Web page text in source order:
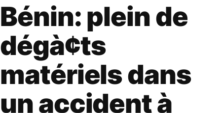
Bénin: plein de
dégà¢ts
matériels dans
un accident à